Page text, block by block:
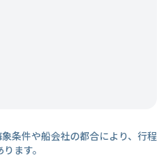
条件や船会社の都合により、行程
ます。